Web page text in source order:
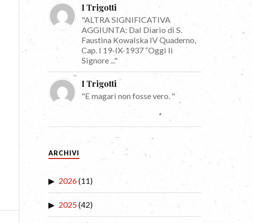
I Trigotti
"ALTRA SIGNIFICATIVA
AGGIUNTA: Dal Diario di S.
Faustina Kowalska IV Quaderno,
Cap. I 19-IX-1937 “Oggi li
Signore ..."
I Trigotti
"E magari non fosse vero. "
ARCHIVI
2026(11)
2025(42)